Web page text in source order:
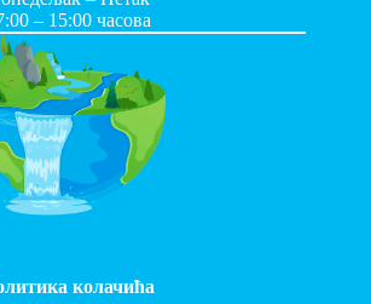
– 15:00 часова
колачића